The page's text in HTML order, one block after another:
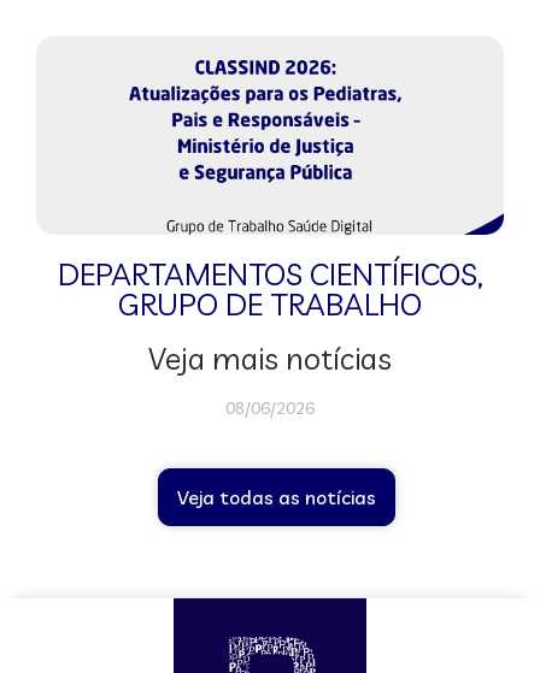
DEPARTAMENTOS CIENTÍFICOS,
GRUPO DE TRABALHO
Veja mais notícias
08/06/2026
Veja todas as notícias